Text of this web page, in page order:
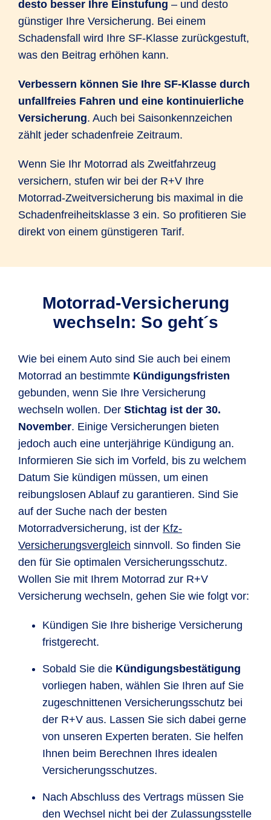
desto besser Ihre Einstufung – und desto
günstiger Ihre Versicherung. Bei einem
Schadensfall wird Ihre SF-Klasse zurückgestuft,
was den Beitrag erhöhen kann.
Verbessern können Sie Ihre SF-Klasse durch
unfallfreies Fahren und eine kontinuierliche
Versicherung. Auch bei Saisonkennzeichen
zählt jeder schadenfreie Zeitraum.
Wenn Sie Ihr Motorrad als Zweitfahrzeug
versichern, stufen wir bei der R+V Ihre
Motorrad-Zweitversicherung bis maximal in die
Schadenfreiheitsklasse 3 ein. So profitieren Sie
direkt von einem günstigeren Tarif.
Motorrad-Versicherung
wechseln: So geht´s
Wie bei einem Auto sind Sie auch bei einem
Motorrad an bestimmte Kündigungsfristen
gebunden, wenn Sie Ihre Versicherung
wechseln wollen. Der Stichtag ist der 30.
November. Einige Versicherungen bieten
jedoch auch eine unterjährige Kündigung an.
Informieren Sie sich im Vorfeld, bis zu welchem
Datum Sie kündigen müssen, um einen
reibungslosen Ablauf zu garantieren. Sind Sie
auf der Suche nach der besten
Motorradversicherung, ist der Kfz-
Versicherungsvergleich sinnvoll. So finden Sie
den für Sie optimalen Versicherungsschutz.
Wollen Sie mit Ihrem Motorrad zur R+V
Versicherung wechseln, gehen Sie wie folgt vor:
Kündigen Sie Ihre bisherige Versicherung
fristgerecht.
Sobald Sie die Kündigungsbestätigung
vorliegen haben, wählen Sie Ihren auf Sie
zugeschnittenen Versicherungsschutz bei
der R+V aus. Lassen Sie sich dabei gerne
von unseren Experten beraten. Sie helfen
Ihnen beim Berechnen Ihres idealen
Versicherungsschutzes.
Nach Abschluss des Vertrags müssen Sie
den Wechsel nicht bei der Zulassungsstelle